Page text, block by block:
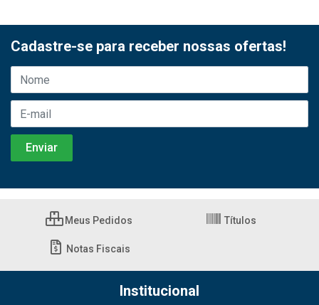
Cadastre-se para receber nossas ofertas!
Meus Pedidos Títulos
Notas Fiscais
Institucional